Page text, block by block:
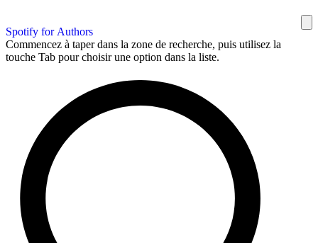
Spotify for Authors
Commencez à taper dans la zone de recherche, puis utilisez la
touche Tab pour choisir une option dans la liste.